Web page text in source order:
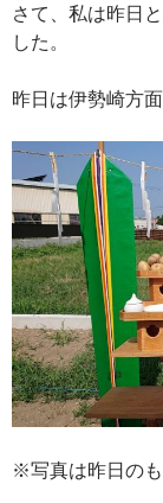
さて、私は昨日
した。
昨日は伊勢崎方
※写真は昨日の